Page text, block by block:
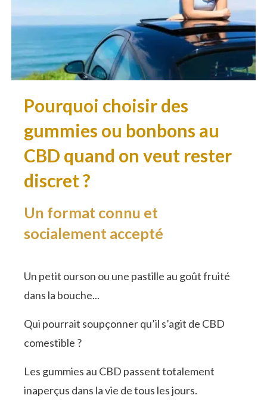
Pourquoi choisir des
gummies ou bonbons au
CBD quand on veut rester
discret ?
Un format connu et
socialement accepté
Un petit ourson ou une pastille au goût fruité
dans la bouche...
Qui pourrait soupçonner qu’il s’agit de CBD
comestible ?
Les gummies au CBD passent totalement
inaperçus dans la vie de tous les jours.